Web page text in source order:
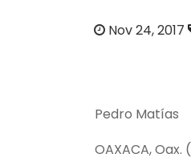
Nov 24, 2017
Pedro Matías
OAXACA, Oax. (